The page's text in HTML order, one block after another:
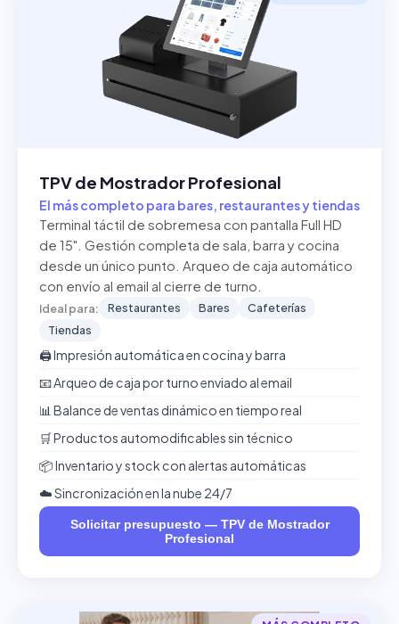
TPV de Mostrador Profesional
El más completo para bares, restaurantes y tiendas
Terminal táctil de sobremesa con pantalla Full HD
de 15". Gestión completa de sala, barra y cocina
desde un único punto. Arqueo de caja automático
con envío al email al cierre de turno.
Ideal para: Restaurantes Bares
Cafeterías
Tiendas
🖨️ Impresión automática en cocina y barra
📧 Arqueo de caja por turno enviado al email
📊 Balance de ventas dinámico en tiempo real
🛒 Productos automodificables sin técnico
📦 Inventario y stock con alertas automáticas
☁️ Sincronización en la nube 24/7
Solicitar presupuesto — TPV de Mostrador
Profesional